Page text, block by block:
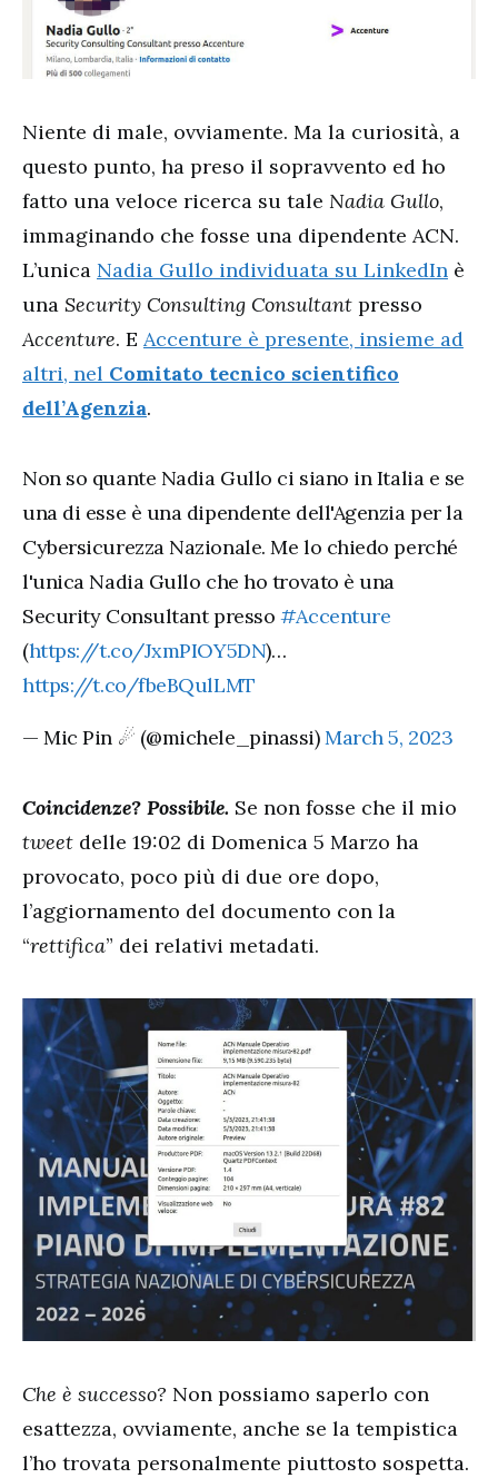
Niente di male, ovviamente. Ma la curiosità, a
questo punto, ha preso il sopravvento ed ho
fatto una veloce ricerca su tale Nadia Gullo,
immaginando che fosse una dipendente ACN.
L’unica Nadia Gullo individuata su LinkedIn è
una Security Consulting Consultant presso
Accenture. E Accenture è presente, insieme ad
altri, nel Comitato tecnico scientifico
dell’Agenzia.
Non so quante Nadia Gullo ci siano in Italia e se
una di esse è una dipendente dell'Agenzia per la
Cybersicurezza Nazionale. Me lo chiedo perché
l'unica Nadia Gullo che ho trovato è una
Security Consultant presso #Accenture
(https://t.co/JxmPIOY5DN)…
https://t.co/fbeBQulLMT
— Mic Pin ☄ (@michele_pinassi)March 5, 2023
Coincidenze? Possibile. Se non fosse che il mio
tweet delle 19:02 di Domenica 5 Marzo ha
provocato, poco più di due ore dopo,
l’aggiornamento del documento con la
“rettifica” dei relativi metadati.
Che è successo? Non possiamo saperlo con
esattezza, ovviamente, anche se la tempistica
l’ho trovata personalmente piuttosto sospetta.